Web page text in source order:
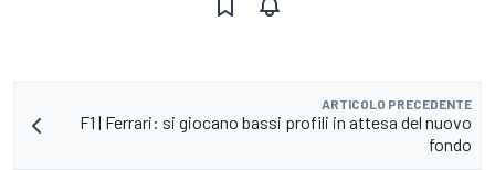
ARTICOLO PRECEDENTE
F1 | Ferrari: si giocano bassi profili in attesa del nuovo
fondo